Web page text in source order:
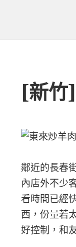
[新竹
鄰近的長春
內店外不少
看時間已經
西，份量若
好控制，和